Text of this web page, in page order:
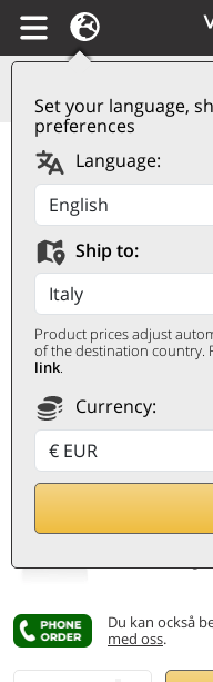
Set your language,
preferences
Language:
Ship to:
Product prices adjust
of the destination country.
link.
Currency:
Soave DOC
Roccolo
ROCCOLO GRASSI
0,75 ℓ
Du kan också
med oss.